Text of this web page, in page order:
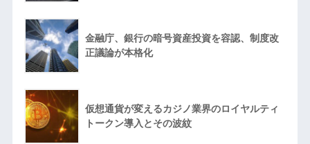
金融庁、銀行の暗号資産投資を容認、制度改
正議論が本格化
仮想通貨が変えるカジノ業界のロイヤルティ
トークン導入とその波紋